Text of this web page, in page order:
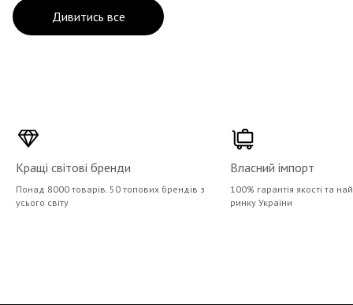
Дивитись все
Кращі світові бренди
Понад 8000 товарів. 50 топових брендів з
усього світу
Власний імпорт
100% гарантія якості та
ринку України